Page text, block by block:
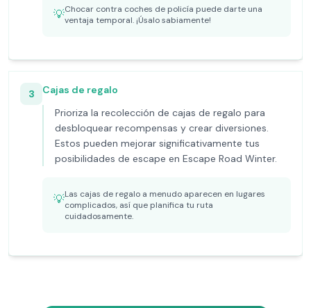
💡Chocar contra coches de policía puede darte una
ventaja temporal. ¡Úsalo sabiamente!
3
Cajas de regalo
Prioriza la recolección de cajas de regalo para
desbloquear recompensas y crear diversiones.
Estos pueden mejorar significativamente tus
posibilidades de escape en Escape Road Winter.
💡Las cajas de regalo a menudo aparecen en lugares
complicados, así que planifica tu ruta
cuidadosamente.